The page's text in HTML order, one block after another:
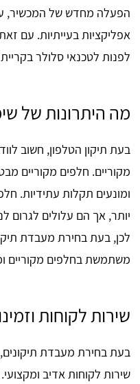
הפעלה מחדש של המכשיר,
אפליקציות בעייתיות. עם
לפנות לטכנאי סלולר
מה היתרונות של
בעת תיקון הטלפון, חשוב
מקוריים. חלפים מקוריים
ומונעים תקלות עתידיות.
יותר, אך הם עלולים לגרום
לכן, בעת בחירת מעבדת
משתמשת בחלפים מקוריים
שירות לקוחות
בעת בחירת מעבדת
שירות לקוחות אדיב